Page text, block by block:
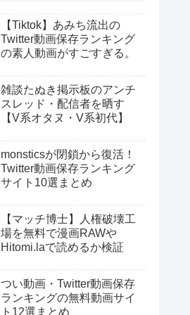
【Tiktok】あみち流出の
Twitter動画保存ランキング
の素人動画がすごすぎる。
雑談たぬき掲示板のアンチ
スレッド・配信者を晒す
【V系オタヌ・V系初代】
monsticsが閉鎖から復活！
Twitter動画保存ランキング
サイト10選まとめ
【マッチ博士】人権破壊工
場を無料で漫画RAWや
Hitomi.laで読めるか検証
つい動画・Twitter動画保存
ランキングの無料動画サイ
ト12選まとめ